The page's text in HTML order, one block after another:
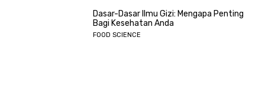
Dasar-Dasar Ilmu Gizi: Mengapa Penting
Bagi Kesehatan Anda
FOOD SCIENCE